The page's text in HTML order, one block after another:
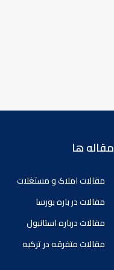
مقاله ها
مقالات املاک و مستغلات
مقالات در باره بورسا
مقالات درباره استانبول
مقالات متفرقه در ترکیه